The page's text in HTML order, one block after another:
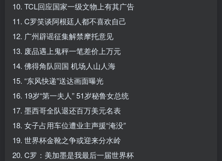
10. TCL回应国家一级文物上有其广告
11. C罗笑谈阿根廷人都不喜欢自己
12. 广州辟谣征集解禁摩托意见
13. 废品遇上鬼秤一笔差价上万元
14. 佛得角队回国 机场人山人海
15. “东风快递”送达画面曝光
16. 19岁“第一夫人” 51岁秘鲁女总统
17. 墨西哥全队退还百万美元名表
18. 女子占用车位遭业主声援“淹没”
19. 世界杯金靴之争或迎来分水岭
20. C罗：美加墨是我最后一届世界杯